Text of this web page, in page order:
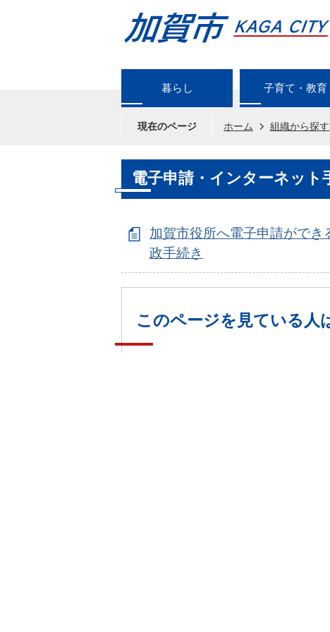
暮らし 子育て・教育
現在のページ ホーム 組織から探す
電子申請・インターネット
加賀市役所へ電子申請ができ
政手続き
このページを見ている人